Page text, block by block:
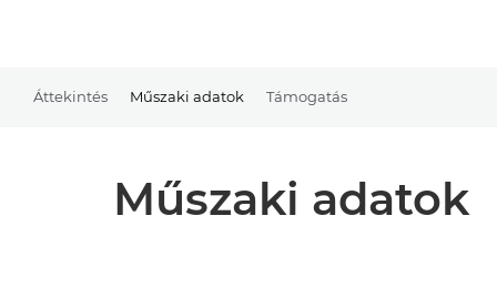
Áttekintés Műszaki adatok Támogatás
Műszaki adatok